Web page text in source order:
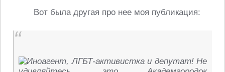
Вот была другая про нее моя публикация: